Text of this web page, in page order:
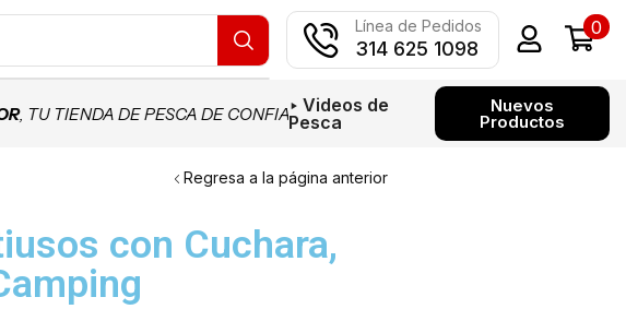
Línea de Pedidos
314 625 1098
0
TIENDA DE PESCA DE CONFIANZA EN COLOMBIA PAGOS CON MERCADO
‣ Videos de
Pesca
Nuevos
Productos
Regresa a la página anterior
con Cuchara,